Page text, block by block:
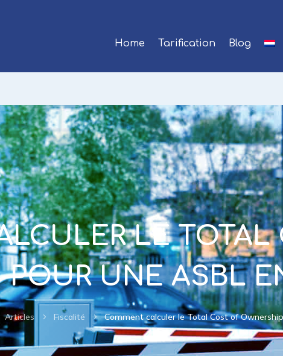
Home Tarification Blog
LE TOTAL
POUR UNE ASBL
Articles 5 Fiscalité 5 Comment calculer le Total Cost of